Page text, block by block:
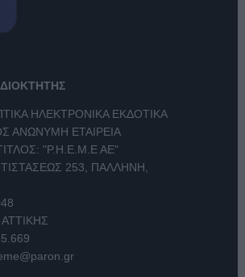
ΗΛΕΚΤΡΟΝΙΚΑ ΕΚΔΟΤΙΚΑ
ΑΝΩΝΥΜΗ ΕΤΑΙΡΕΙΑ
"Ρ.Η.Ε.Μ.Ε ΑΕ"
253, ΠΑΛΛΗΝΗ,